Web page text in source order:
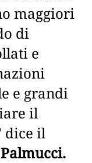
maggiori
di
e
e grandi
il
dice il